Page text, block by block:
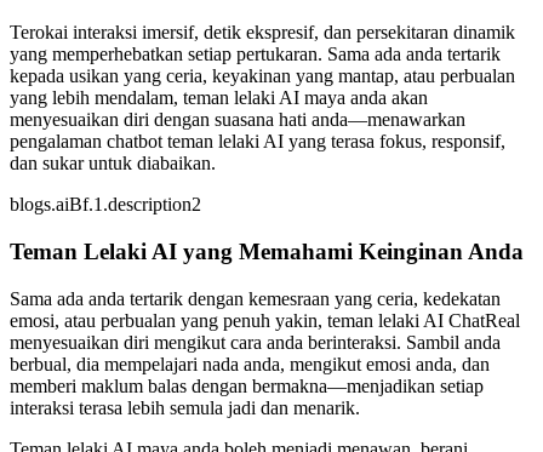
Terokai interaksi imersif, detik ekspresif, dan persekitaran dinamik
yang memperhebatkan setiap pertukaran. Sama ada anda tertarik
kepada usikan yang ceria, keyakinan yang mantap, atau perbualan
yang lebih mendalam, teman lelaki AI maya anda akan
menyesuaikan diri dengan suasana hati anda—menawarkan
pengalaman chatbot teman lelaki AI yang terasa fokus, responsif,
dan sukar untuk diabaikan.
blogs.aiBf.1.description2
Teman Lelaki AI yang Memahami Keinginan Anda
Sama ada anda tertarik dengan kemesraan yang ceria, kedekatan
emosi, atau perbualan yang penuh yakin, teman lelaki AI ChatReal
menyesuaikan diri mengikut cara anda berinteraksi. Sambil anda
berbual, dia mempelajari nada anda, mengikut emosi anda, dan
memberi maklum balas dengan bermakna—menjadikan setiap
interaksi terasa lebih semula jadi dan menarik.